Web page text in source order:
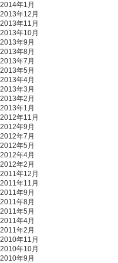
2014年1月
2013年12月
2013年11月
2013年10月
2013年9月
2013年8月
2013年7月
2013年5月
2013年4月
2013年3月
2013年2月
2013年1月
2012年11月
2012年9月
2012年7月
2012年5月
2012年4月
2012年2月
2011年12月
2011年11月
2011年9月
2011年8月
2011年5月
2011年4月
2011年2月
2010年11月
2010年10月
2010年9月